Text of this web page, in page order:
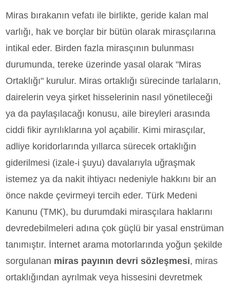
Miras bırakanın vefatı ile birlikte, geride kalan mal
varlığı, hak ve borçlar bir bütün olarak mirasçılarına
intikal eder. Birden fazla mirasçının bulunması
durumunda, tereke üzerinde yasal olarak "Miras
Ortaklığı" kurulur. Miras ortaklığı sürecinde tarlaların,
dairelerin veya şirket hisselerinin nasıl yönetileceği
ya da paylaşılacağı konusu, aile bireyleri arasında
ciddi fikir ayrılıklarına yol açabilir. Kimi mirasçılar,
adliye koridorlarında yıllarca sürecek ortaklığın
giderilmesi (izale-i şuyu) davalarıyla uğraşmak
istemez ya da nakit ihtiyacı nedeniyle hakkını bir an
önce nakde çevirmeyi tercih eder. Türk Medeni
Kanunu (TMK), bu durumdaki mirasçılara haklarını
devredebilmeleri adına çok güçlü bir yasal enstrüman
tanımıştır. İnternet arama motorlarında yoğun şekilde
sorgulanan miras payının devri sözleşmesi, miras
ortaklığından ayrılmak veya hissesini devretmek